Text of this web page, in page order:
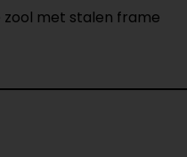
zool met stalen frame